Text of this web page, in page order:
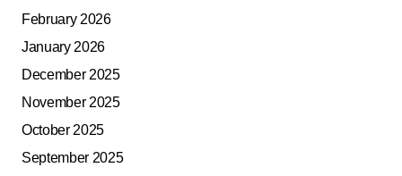
February 2026
January 2026
December 2025
November 2025
October 2025
September 2025